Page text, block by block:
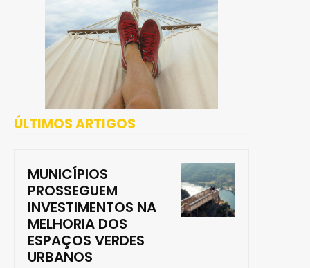
ÚLTIMOS ARTIGOS
MUNICÍPIOS
PROSSEGUEM
INVESTIMENTOS NA
MELHORIA DOS
ESPAÇOS VERDES
URBANOS